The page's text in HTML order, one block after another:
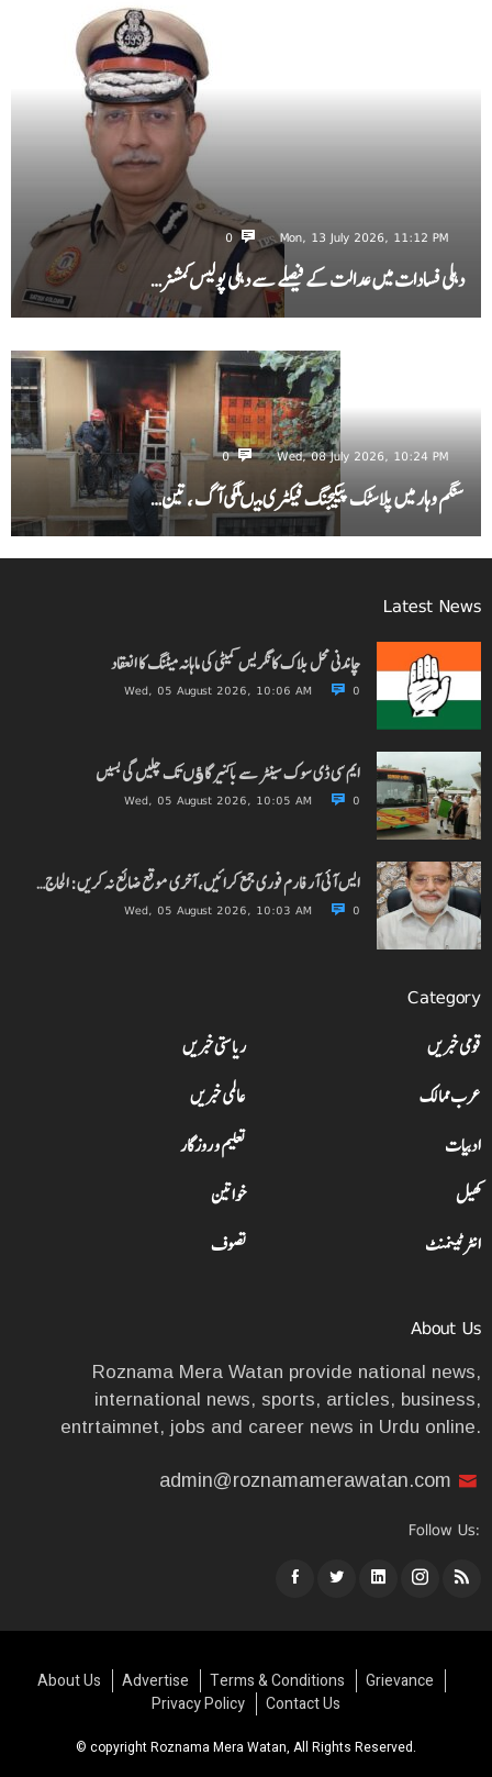
Mon, 13 July 2026, 11:12 PM
0
دہلی فسادات میں عدالت کے فیصلے سے دہلی پولیس کمشنر…
Wed, 08 July 2026, 10:24 PM
0
سنگم وہار میں پلاسٹک پیکیجنگ فیکٹری میںلگی آگ ، تین…
Latest News
چاندنی محل بلاک کانگریس کمیٹی کی ماہانہ میٹنگ کا انعقاد
Wed, 05 August 2026, 10:06 AM 0
ایم سی ڈی سوک سینٹر سے باکنیر گاﺅں تک چلیں گی بسیں
Wed, 05 August 2026, 10:05 AM 0
ایس آئی آر فارم فوری جمع کرائیں، آخری موقع ضائع نہ کریں: الحاج…
Wed, 05 August 2026, 10:03 AM 0
Category
قومی خبریں
ریاستی خبریں
عرب ممالک
عالمی خبریں
ادبیات
تعلیم و روزگار
کھیل
خواتین
انٹرٹینمنٹ
تصوف
About Us
Roznama Mera Watan provide national news,
international news, sports, articles, business,
entrtaimnet, jobs and career news in Urdu online.
admin@roznamamerawatan.com
Follow Us:
© copyright Roznama Mera Watan, All Rights Reserved.
About Us Advertise Terms & Conditions
Grievance
Privacy Policy
Contact Us